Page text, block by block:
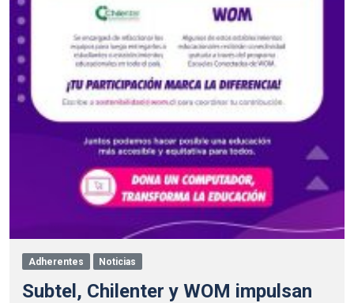
Adherentes Noticias
Subtel, Chilenter y WOM impulsan